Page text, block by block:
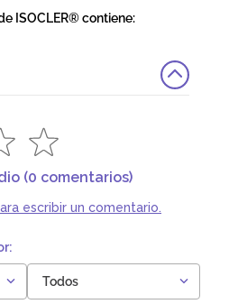
ISOCLER® contiene:
(0 comentarios)
escribir un comentario.
Todos